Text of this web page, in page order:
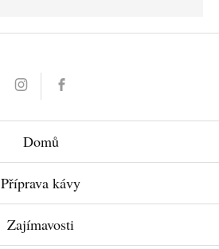
Instagram
Domů
Příprava kávy
Zajímavosti